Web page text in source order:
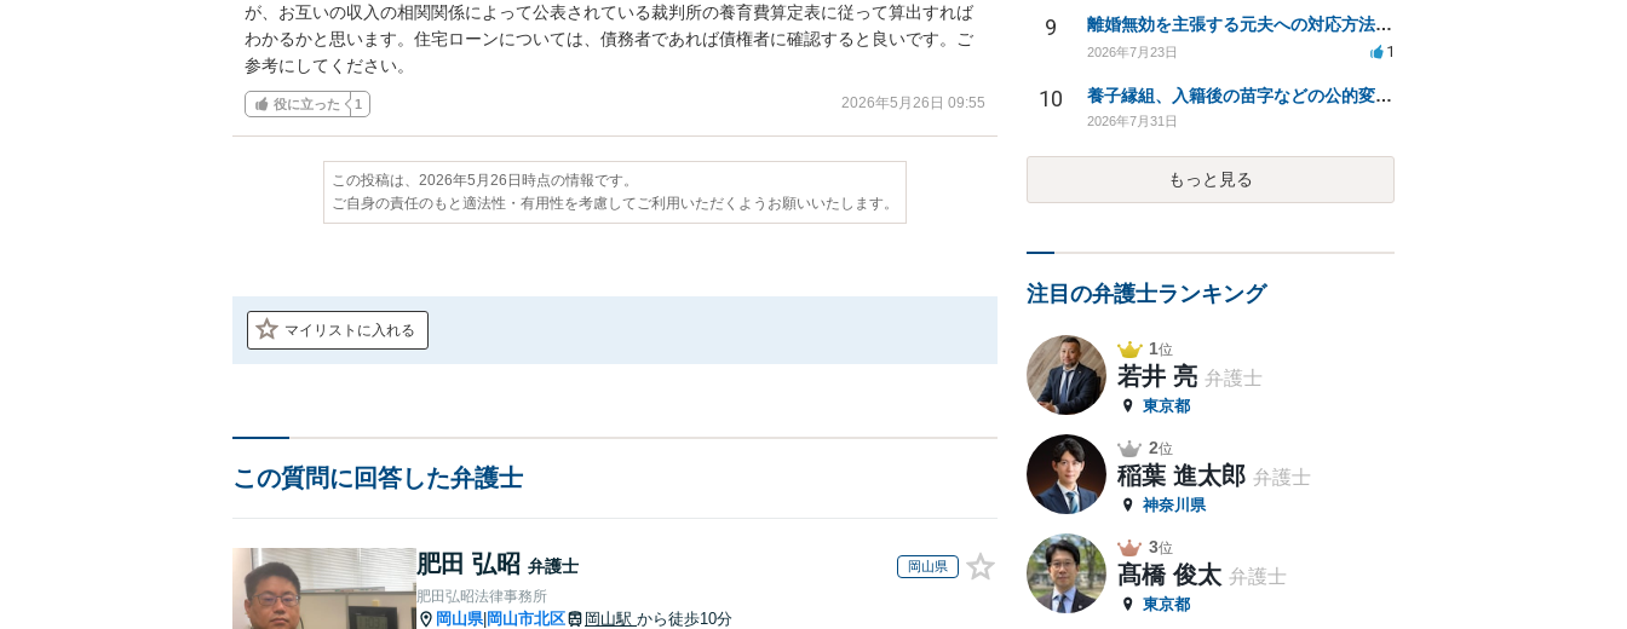
が、お互いの収入の相関関係によって公表されている裁判所の養育費算定表に従って算出すれば
わかるかと思います。住宅ローンについては、債務者であれば債権者に確認すると良いです。ご
参考にしてください。
役に立った 1 2026年5月26日 09:55
この投稿は、2026年5月26日時点の情報です。
ご自身の責任のもと適法性・有用性を考慮してご利用いただくようお願いいたします。
マイリストに入れる
この質問に回答した弁護士
肥田 弘昭 弁護士 岡山県
肥田弘昭法律事務所
岡山県| 岡山市北区 岡山駅 から徒歩10分
9 離婚無効を主張する元夫への対応方法と注意点
2026年7月23日 1
10 養子縁組、入籍後の苗字などの公的変更手続きについて。
2026年7月31日
もっと見る
注目の弁護士ランキング
1位
若井 亮 弁護士
東京都
2位
稲葉 進太郎 弁護士
神奈川県
3位
髙橋 俊太 弁護士
東京都